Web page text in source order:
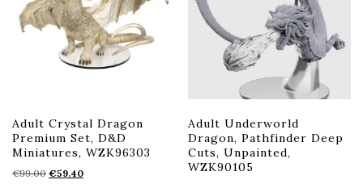
Adult Crystal Dragon
Premium Set, D&D
Miniatures, WZK96303
€99.00 Oorspronkelijke
€59.40Huidige
Adult Underworld
Dragon, Pathfinder Deep
Cuts, Unpainted,
WZK90105